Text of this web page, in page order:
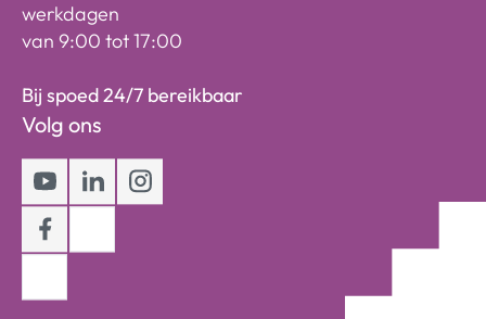
werkdagen
van 9:00 tot 17:00
Bij spoed 24/7 bereikbaar
Volg ons
Youtube
LinkedInInstagram
Facebook